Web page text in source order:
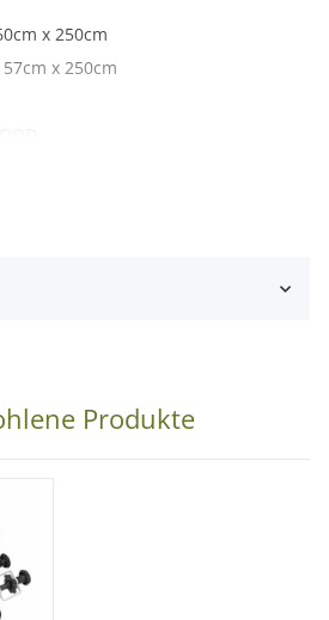
x 250cm
x 250cm
ca. 54mm
Farbe: WEATHERED WOOD
Produkte